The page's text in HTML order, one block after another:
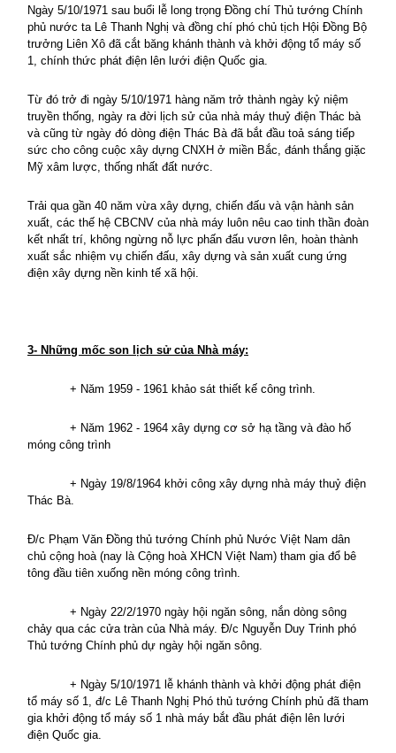
Ngày 5/10/1971 sau buổi lễ long trọng Đồng chí Thủ tướng Chính
phủ nước ta Lê Thanh Nghị và đồng chí phó chủ tịch Hội Đồng Bộ
trưởng Liên Xô đã cắt băng khánh thành và khởi động tổ máy số
1, chính thức phát điện lên lưới điện Quốc gia.
Từ đó trở đi ngày 5/10/1971 hàng năm trở thành ngày kỷ niệm
truyền thống, ngày ra đời lịch sử của nhà máy thuỷ điện Thác bà
và cũng từ ngày đó dòng điện Thác Bà đã bắt đầu toả sáng tiếp
sức cho công cuộc xây dựng CNXH ở miền Bắc, đánh thắng giặc
Mỹ xâm lược, thống nhất đất nước.
Trải qua gần 40 năm vừa xây dựng, chiến đấu và vận hành sản
xuất, các thế hệ CBCNV của nhà máy luôn nêu cao tinh thần đoàn
kết nhất trí, không ngừng nỗ lực phấn đấu vươn lên, hoàn thành
xuất sắc nhiệm vụ chiến đấu, xây dựng và sản xuất cung ứng
điện xây dựng nền kinh tế xã hội.
3- Những mốc son lịch sử của Nhà máy:
+ Năm 1959 - 1961 khảo sát thiết kế công trình.
+ Năm 1962 - 1964 xây dựng cơ sở hạ tầng và đào hố
móng công trình
+ Ngày 19/8/1964 khởi công xây dựng nhà máy thuỷ điện
Thác Bà.
Đ/c Phạm Văn Đồng thủ tướng Chính phủ Nước Việt Nam dân
chủ cộng hoà (nay là Cộng hoà XHCN Việt Nam) tham gia đổ bê
tông đầu tiên xuống nền móng công trình.
+ Ngày 22/2/1970 ngày hội ngăn sông, nắn dòng sông
chảy qua các cửa tràn của Nhà máy. Đ/c Nguyễn Duy Trinh phó
Thủ tướng Chính phủ dự ngày hội ngăn sông.
+ Ngày 5/10/1971 lễ khánh thành và khởi động phát điện
tổ máy số 1, đ/c Lê Thanh Nghị Phó thủ tướng Chính phủ đã tham
gia khởi động tổ máy số 1 nhà máy bắt đầu phát điện lên lưới
điện Quốc gia.